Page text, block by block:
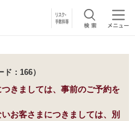
ド：166
きましては、事前のご予約を
お客さまにつきましては、別